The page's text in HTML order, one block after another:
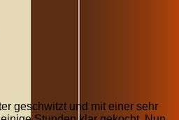
geschwitzt und mit einer sehr